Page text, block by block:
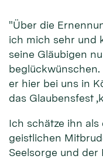
"Über die
ich mich sehr und
seine Gläubigen
er hier bei uns in
das Glaubensfest
Ich schätze ihn
geistlichen
Seelsorge und der